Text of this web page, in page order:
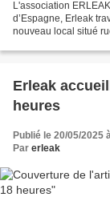
L'association
d’Espagne, Erleak
nouveau local situé
Erleak
heures
Publié le 20/05/2025
Par erleak